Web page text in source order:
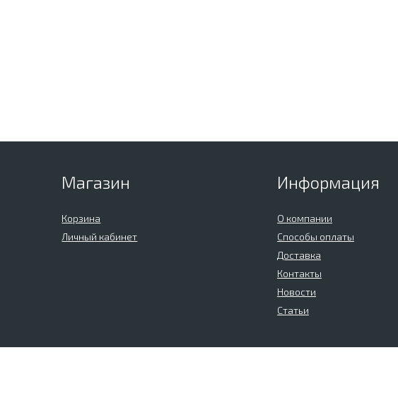
Магазин
Корзина
Личный кабинет
Информация
О компании
Способы оплаты
Доставка
Контакты
Новости
Статьи